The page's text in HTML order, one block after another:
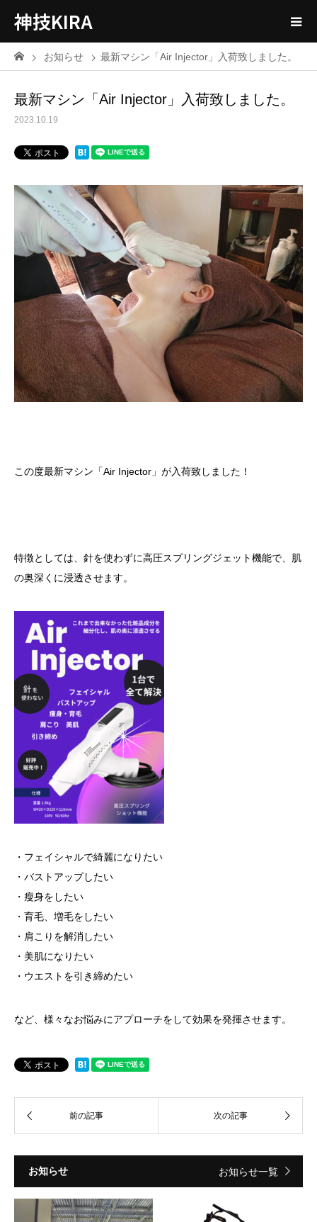
神技KIRA
お知らせ 最新マシン「Air Injector」入荷致しました。
最新マシン「Air Injector」入荷致しました。
2023.10.19
この度最新マシン「Air Injector」が入荷致しました！
特徴としては、針を使わずに高圧スプリングジェット機能で、肌
の奥深くに浸透させます。
・フェイシャルで綺麗になりたい
・バストアップしたい
・瘦身をしたい
・育毛、増毛をしたい
・肩こりを解消したい
・美肌になりたい
・ウエストを引き締めたい
など、様々なお悩みにアプローチをして効果を発揮させます。
お知らせ お知らせ一覧